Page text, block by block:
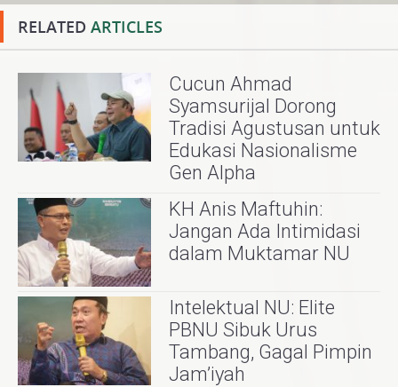
RELATED ARTICLES
Cucun Ahmad
Syamsurijal Dorong
Tradisi Agustusan untuk
Edukasi Nasionalisme
Gen Alpha
KH Anis Maftuhin:
Jangan Ada Intimidasi
dalam Muktamar NU
Intelektual NU: Elite
PBNU Sibuk Urus
Tambang, Gagal Pimpin
Jam’iyah